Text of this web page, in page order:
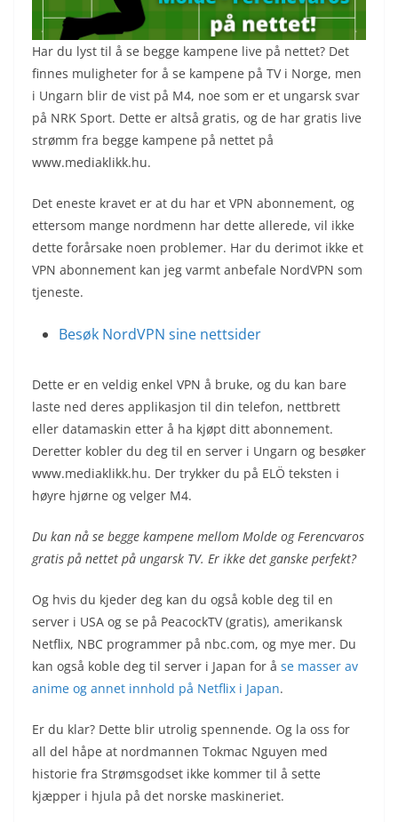
Har du lyst til å se begge kampene live på nettet? Det
finnes muligheter for å se kampene på TV i Norge, men
i Ungarn blir de vist på M4, noe som er et ungarsk svar
på NRK Sport. Dette er altså gratis, og de har gratis live
strømm fra begge kampene på nettet på
www.mediaklikk.hu.
Det eneste kravet er at du har et VPN abonnement, og
ettersom mange nordmenn har dette allerede, vil ikke
dette forårsake noen problemer. Har du derimot ikke et
VPN abonnement kan jeg varmt anbefale NordVPN som
tjeneste.
Besøk NordVPN sine nettsider
Dette er en veldig enkel VPN å bruke, og du kan bare
laste ned deres applikasjon til din telefon, nettbrett
eller datamaskin etter å ha kjøpt ditt abonnement.
Deretter kobler du deg til en server i Ungarn og besøker
www.mediaklikk.hu. Der trykker du på ELÖ teksten i
høyre hjørne og velger M4.
Du kan nå se begge kampene mellom Molde og Ferencvaros
gratis på nettet på ungarsk TV. Er ikke det ganske perfekt?
Og hvis du kjeder deg kan du også koble deg til en
server i USA og se på PeacockTV (gratis), amerikansk
Netflix, NBC programmer på nbc.com, og mye mer. Du
kan også koble deg til server i Japan for å se masser av
anime og annet innhold på Netflix i Japan.
Er du klar? Dette blir utrolig spennende. Og la oss for
all del håpe at nordmannen Tokmac Nguyen med
historie fra Strømsgodset ikke kommer til å sette
kjæpper i hjula på det norske maskineriet.